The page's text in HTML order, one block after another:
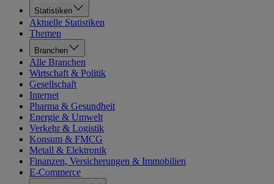
Statistiken
Aktuelle Statistiken
Themen
Branchen
Alle Branchen
Wirtschaft & Politik
Gesellschaft
Internet
Pharma & Gesundheit
Energie & Umwelt
Verkehr & Logistik
Konsum & FMCG
Metall & Elektronik
Finanzen, Versicherungen & Immobilien
E-Commerce